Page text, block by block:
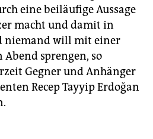
eine beiläufige Aussage
macht und damit in
niemand will mit einer
sprengen, so
Gegner und Anhänger
Recep Tayyip Erdoğan